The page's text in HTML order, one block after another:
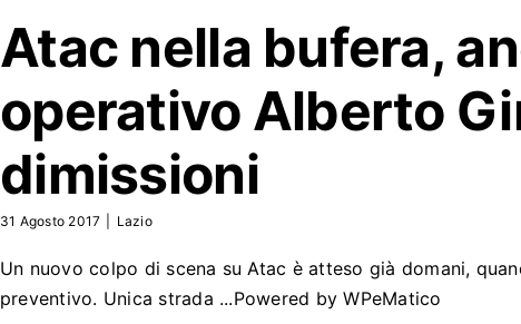
Atac nella bufera,
operativo Alberto
dimissioni
31 Agosto 2017 Lazio
Un nuovo colpo di scena su Atac è atteso già domani,
preventivo. Unica strada ...Powered by WPeMatico